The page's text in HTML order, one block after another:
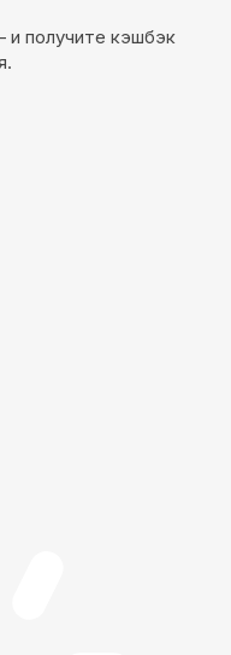
и получите кэшбэк